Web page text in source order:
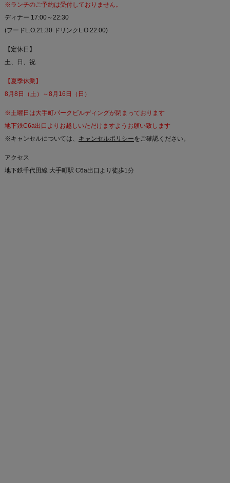
※ランチのご予約は受付しておりません。
ディナー 17:00～22:30
(フードL.O.21:30 ドリンクL.O.22:00)
【定休日】
土、日、祝
【夏季休業】
8月8日（土）～8月16日（日）
※土曜日は大手町パークビルディングが閉まっております
地下鉄C6a出口よりお越しいただけますようお願い致します
※キャンセルについては、 キャンセルポリシーをご確認ください。
アクセス
地下鉄千代田線 大手町駅 C6a出口より徒歩1分